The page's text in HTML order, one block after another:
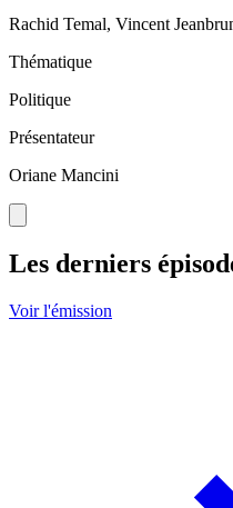
Rachid Temal, Vincent
Thématique
Politique
Présentateur
Oriane Mancini
Les derniers
Voir l'émission